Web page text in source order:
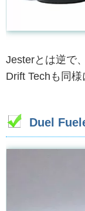
Jesterとは逆で
Drift Techも同様
Duel